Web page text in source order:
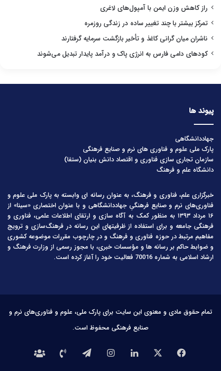
راز کاهش وزن ایمن با آمپول‌های لاغری
تمرکز بیشتر با چند تغییر ساده در زندگی روزمره
ناشران میان گرانی کاغذ و تأخیر بازگشت سرمایه گرفتارند
کودهای دامی فارس به انرژی پاک و درآمد پایدار تبدیل می‌شوند
پیوند ها
جهاددانشگاهی
پارک ملی علوم و فناوری های نرم و صنایع فرهنگی
سازمان تجاری سازی فناوری و اقتصاد دانش بنیان (ستفا)
دانشگاه علم و فرهنگ
خبرگزاری علم، فناوری و فرهنگ، به عنوان رسانه ای وابسته به پارک ملی علوم و
فناوری‌های نرم و صنایع فرهنگیِ جهاددانشگاهی و با عنوان اختصاری «سینا» از
۱۶ مرداد ۱۳۹۳ به منظور کمک به آگاه سازی و ارتقای اطلاعات علمی، فناوری و
فرهنگی جامعه و برای استفاده از ظرفیتهای این رسانه در فرهنگ‌سازی و ترویج
مفاهیم مرتبط در حوزه فناوری و فرهنگ و در چارچوب مقررات موضوعه کشوری
و ضوابط حاکم بر رسانه ها و مؤسسات خبری، با مجوز رسمی از وزارت فرهنگ و
ارشاد اسلامی به شماره 70016 فعالیت خود را آغاز کرده است.
تمام حقوق مادی و معنوی این سایت برای پارک ملی، علوم و فناوری‌های نرم و
صنایع فرهنگی محفوظ است.
فیس
لینکدیناینستاگرامتلگرامتماس درباره